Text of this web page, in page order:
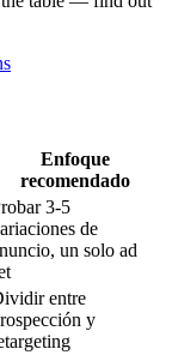
Enfoque
recomendado
3-5
de
un solo ad
entre
y